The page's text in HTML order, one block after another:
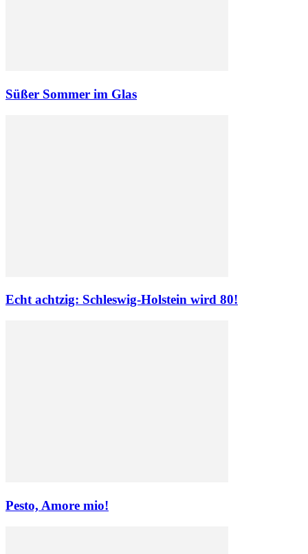
Süßer Sommer im Glas
Echt achtzig: Schleswig-Holstein wird 80!
Pesto, Amore mio!